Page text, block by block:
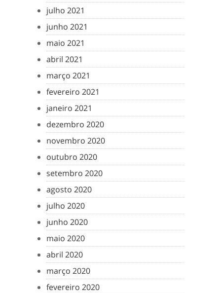
julho 2021
junho 2021
maio 2021
abril 2021
março 2021
fevereiro 2021
janeiro 2021
dezembro 2020
novembro 2020
outubro 2020
setembro 2020
agosto 2020
julho 2020
junho 2020
maio 2020
abril 2020
março 2020
fevereiro 2020